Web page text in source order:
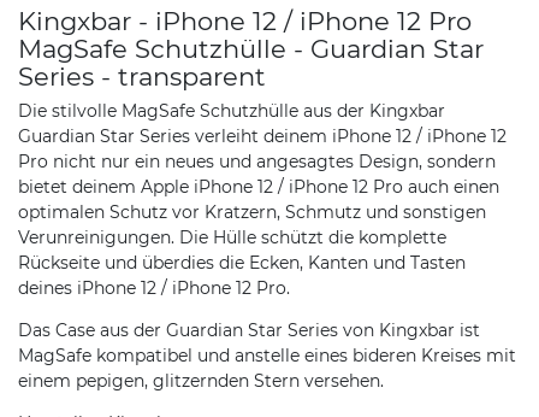
Kingxbar - iPhone 12 / iPhone 12 Pro
MagSafe Schutzhülle - Guardian Star
Series - transparent
Die stilvolle MagSafe Schutzhülle aus der Kingxbar
Guardian Star Series verleiht deinem iPhone 12 / iPhone 12
Pro nicht nur ein neues und angesagtes Design, sondern
bietet deinem Apple iPhone 12 / iPhone 12 Pro auch einen
optimalen Schutz vor Kratzern, Schmutz und sonstigen
Verunreinigungen. Die Hülle schützt die komplette
Rückseite und überdies die Ecken, Kanten und Tasten
deines iPhone 12 / iPhone 12 Pro.
Das Case aus der Guardian Star Series von Kingxbar ist
MagSafe kompatibel und anstelle eines bideren Kreises mit
einem pepigen, glitzernden Stern versehen.